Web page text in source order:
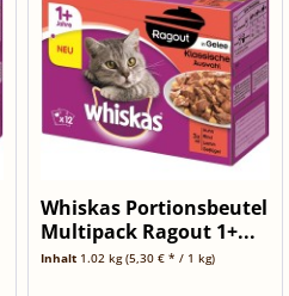
Whiskas Portionsbeutel
Multipack Ragout 1+...
Inhalt 1.02 kg(5,30 € * / 1 kg)